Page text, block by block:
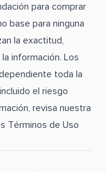
para comprar
base para ninguna
la exactitud,
información. Los
toda la
el riesgo
revisa nuestra
Términos de Uso